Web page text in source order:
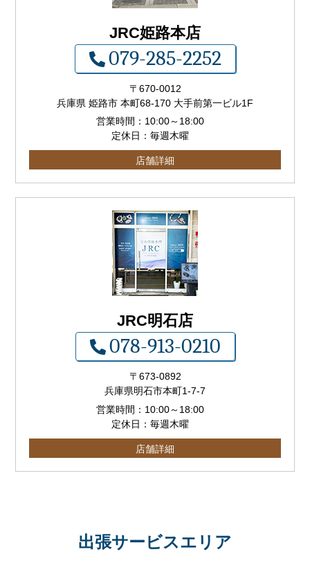
JRC姫路本店
079-285-2252
〒 670-0012
兵庫県 姫路市 本町68-170 大手前第一ビル1F
営業時間： 10:00～ 18:00
定休日：毎週木曜
店舗詳細
JRC明石店
078-913-0210
〒673-0892
兵庫県明石市本町1-7-7
営業時間： 10:00～ 18:00
定休日：毎週木曜
店舗詳細
出張サービスエリア